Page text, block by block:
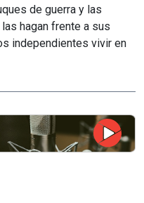
de guerra y las
hagan frente a sus
independientes vivir en